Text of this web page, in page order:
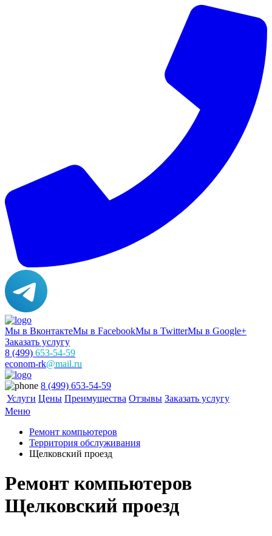
Мы в ВконтактеМы в FacebookМы в TwitterМы в Google+
Заказать услугу
8 (499) 653-54-59
econom-rk@mail.ru
8 (499) 653-54-59
Услуги Цены Преимущества Отзывы Заказать услугу
Меню
Ремонт компьютеров
Территория обслуживания
Щелковский проезд
Ремонт компьютеров
Щелковский проезд